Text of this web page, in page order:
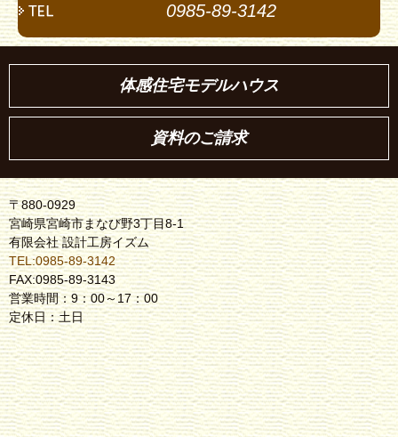
0985-89-3142
体感住宅モデルハウス
資料のご請求
〒880-0929
宮崎県宮崎市まなび野3丁目8-1
有限会社 設計工房イズム
TEL:0985-89-3142
FAX:0985-89-3143
営業時間：9：00～17：00
定休日：土日